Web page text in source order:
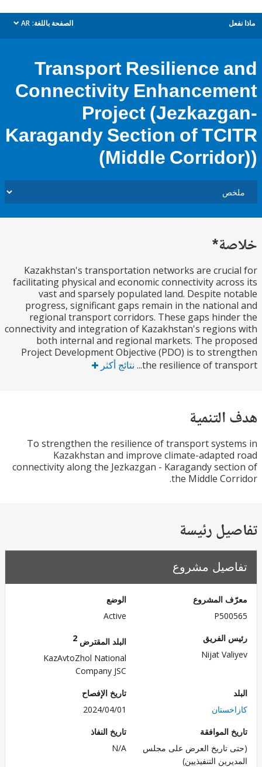
الصفحة باللغة: AR
dropdown
Transport Resilience
Connectivity
Project
Karagandy Section of
(Middle
Kazakhstan's transportation networks are
facilitating physical and economic connectivity
vast and sparsely populated land. Despite
progress, significant gaps remain in the
regional transport corridors. These gaps
connectivity and integration of Kazakhstan's
both internal and regional markets. The
Project Development Objective (PDO) is to
the resilience of نتائج أكثر
To strengthen the resilience of transport
Kazakhstan and improve climate-
connectivity along the Jezkazgan - Karagandy
the Middle
رئيسة
مشروع
المشروع
الفريق
Nijat
البلد المقترض
KazAvtoZhol National
Company JSC
تاريخ الإفصاح
2024/04/01
الموافقة
تاريخ العرض على مجلس
التنفيذيين)
تاريخ النفاذ
N/A